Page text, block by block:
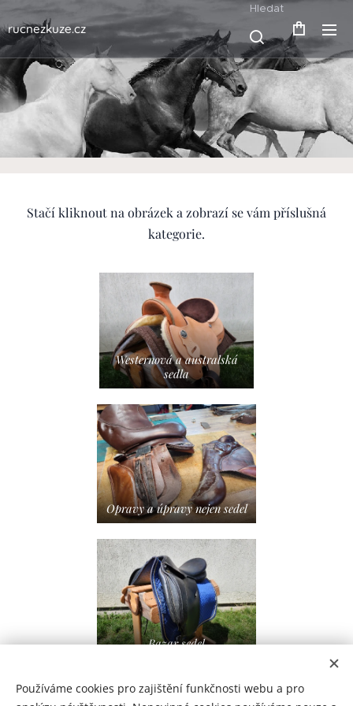
rucnezkuze.cz
Hledat
Stačí kliknout na obrázek a zobrazí se vám příslušná
kategorie.
Westernová a australská
sedla
Opravy a úpravy nejen sedel
Bazar sedel
Používáme cookies pro zajištění funkčnosti webu a pro